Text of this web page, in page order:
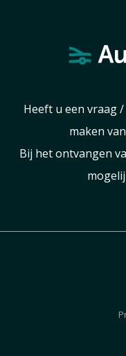
Heeft u een vraag
maken
Bij het ontvangen